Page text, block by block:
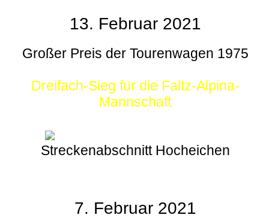
13. Februar 2021
Großer Preis der Tourenwagen 1975
Dreifach-Sieg für die Faltz-Alpina-
Mannschaft
Streckenabschnitt Hocheichen
7. Februar 2021